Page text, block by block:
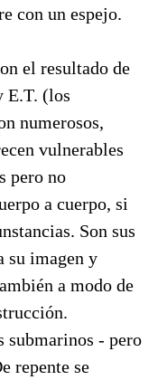
con un espejo.
el resultado de
E.T. (los
numerosos,
vulnerables
pero no
a cuerpo, si
Son sus
su imagen y
a modo de
submarinos - pero
repente se